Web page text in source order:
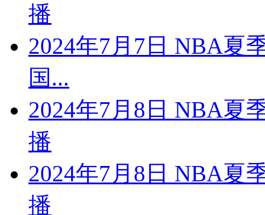
播
2024年7月7日 NBA夏
国...
2024年7月8日 NBA夏
播
2024年7月8日 NBA夏
播